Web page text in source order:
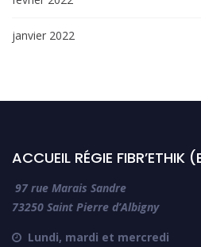
janvier 2022
ACCUEIL RÉGIE FIBR’ETHIK
97 rue Marais Sandre
73250 Saint Pierre d’Albigny

Lundi, mardi et mercredi